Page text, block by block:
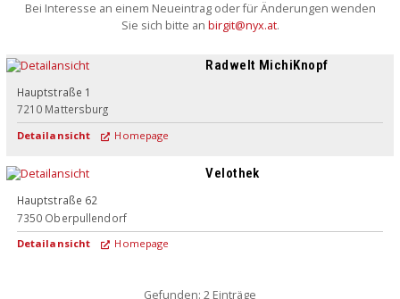
Bei Interesse an einem Neueintrag oder für Änderungen wenden
Sie sich bitte an birgit@nyx.at.
Radwelt MichiKnopf
Hauptstraße 1
7210 Mattersburg
Detailansicht Homepage
Velothek
Hauptstraße 62
7350 Oberpullendorf
Detailansicht Homepage
Gefunden: 2 Einträge